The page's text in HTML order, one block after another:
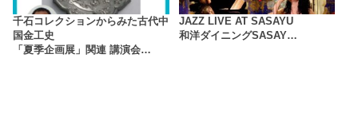
千石コレクションからみた古代中
国金工史
「夏季企画展」関連 講演会…
JAZZ LIVE AT SASAYU
和洋ダイニングSASAY…